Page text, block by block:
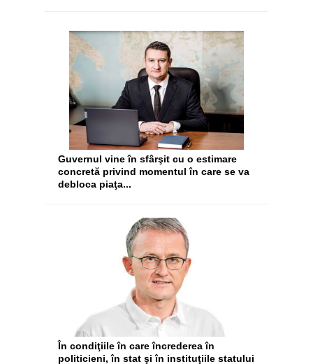
Guvernul vine în sfârşit cu o estimare
concretă privind momentul în care se va
debloca piaţa...
În condiţiile în care încrederea în
politicieni, în stat şi în instituţiile statului